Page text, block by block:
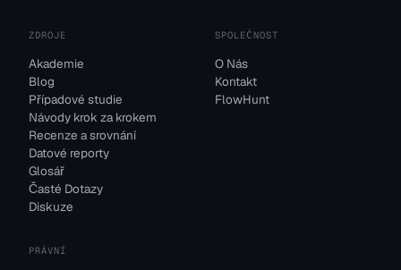
ZDROJE
Akademie
Blog
Případové studie
Návody krok za krokem
Recenze a srovnání
Datové reporty
Glosář
Časté Dotazy
Diskuze
SPOLEČNOST
O Nás
Kontakt
FlowHunt
PRÁVNÍ